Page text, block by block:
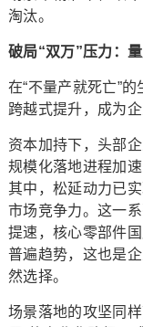
淘汰。
破局“双万”压力：
在“不量产就死亡”
跨越式提升，成为
资本加持下，头部
规模化落地进程加
其中，松延动力已
市场竞争力。这一
提速，核心零部件
普遍趋势，这也是
然选择。
场景落地的攻坚同